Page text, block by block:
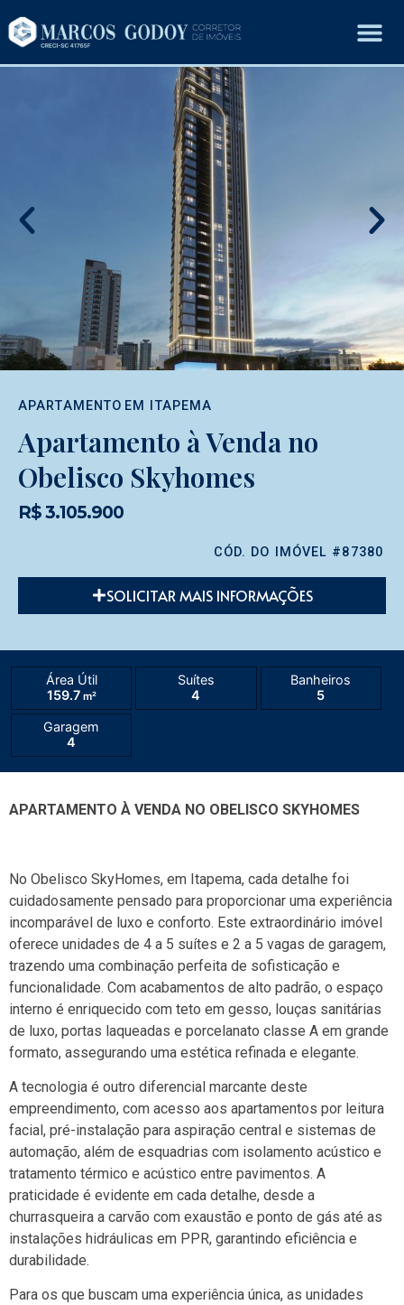
APARTAMENTO EM ITAPEMA
Apartamento à Venda no
Obelisco Skyhomes
R$ 3.105.900
CÓD. DO IMÓVEL #87380
SOLICITAR MAIS INFORMAÇÕES
Área Útil
159.7m²
Suítes
4
Banheiros
5
Garagem
4
APARTAMENTO À VENDA NO OBELISCO SKYHOMES
No Obelisco SkyHomes, em Itapema, cada detalhe foi
cuidadosamente pensado para proporcionar uma experiência
incomparável de luxo e conforto. Este extraordinário imóvel
oferece unidades de 4 a 5 suítes e 2 a 5 vagas de garagem,
trazendo uma combinação perfeita de sofisticação e
funcionalidade. Com acabamentos de alto padrão, o espaço
interno é enriquecido com teto em gesso, louças sanitárias
de luxo, portas laqueadas e porcelanato classe A em grande
formato, assegurando uma estética refinada e elegante.
A tecnologia é outro diferencial marcante deste
empreendimento, com acesso aos apartamentos por leitura
facial, pré-instalação para aspiração central e sistemas de
automação, além de esquadrias com isolamento acústico e
tratamento térmico e acústico entre pavimentos. A
praticidade é evidente em cada detalhe, desde a
churrasqueira a carvão com exaustão e ponto de gás até as
instalações hidráulicas em PPR, garantindo eficiência e
durabilidade.
Para os que buscam uma experiência única, as unidades